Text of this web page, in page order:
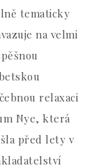
tematicky
na velmi
relaxaci
Nye, která
před lety v